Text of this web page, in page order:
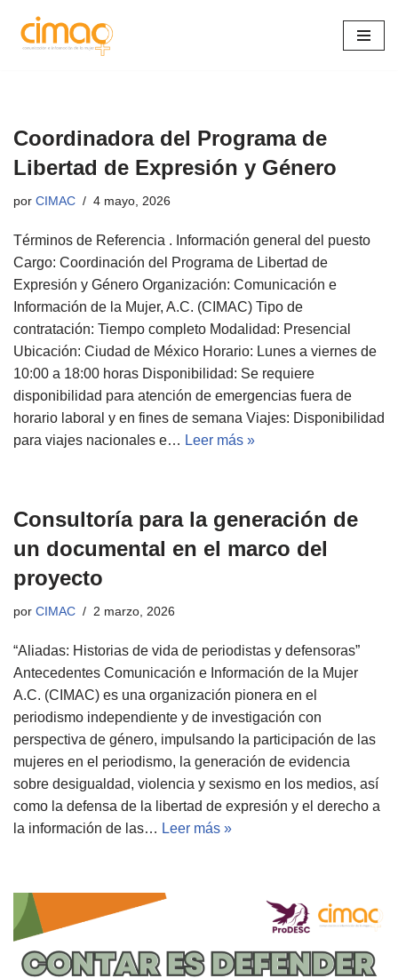
Saltar
Coordinadora del Programa de
Libertad de Expresión y Género
por CIMAC 4 mayo, 2026
Términos de Referencia . Información general del puesto
Cargo: Coordinación del Programa de Libertad de
Expresión y Género Organización: Comunicación e
Información de la Mujer, A.C. (CIMAC) Tipo de
contratación: Tiempo completo Modalidad: Presencial
Ubicación: Ciudad de México Horario: Lunes a viernes de
10:00 a 18:00 horas Disponibilidad: Se requiere
disponibilidad para atención de emergencias fuera de
horario laboral y en fines de semana Viajes: Disponibilidad
para viajes nacionales e… Leer más »
Consultoría para la generación de
un documental en el marco del
proyecto
por CIMAC 2 marzo, 2026
“Aliadas: Historias de vida de periodistas y defensoras”
Antecedentes Comunicación e Información de la Mujer
A.C. (CIMAC) es una organización pionera en el
periodismo independiente y de investigación con
perspectiva de género, impulsando la participación de las
mujeres en el periodismo, la generación de evidencia
sobre desigualdad, violencia y sexismo en los medios, así
como la defensa de la libertad de expresión y el derecho a
la información de las… Leer más »